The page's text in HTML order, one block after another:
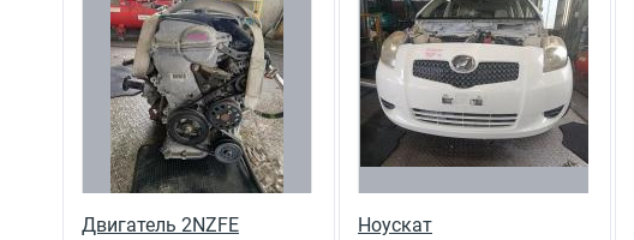
Двигатель 2NZFE Ноускат